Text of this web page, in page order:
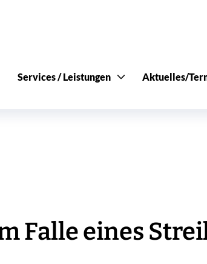
Services / Leistungen Aktuelles/
Falle eines